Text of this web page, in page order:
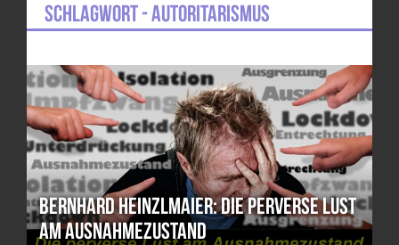
Schlagwort - Autoritarismus
Bernhard Heinzlmaier: Die perverse Lust
am Ausnahmezustand